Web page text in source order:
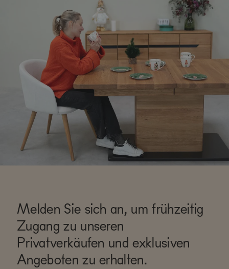
Melden Sie sich an, um frühzeitig
Zugang zu unseren
Privatverkäufen und exklusiven
Angeboten zu erhalten.